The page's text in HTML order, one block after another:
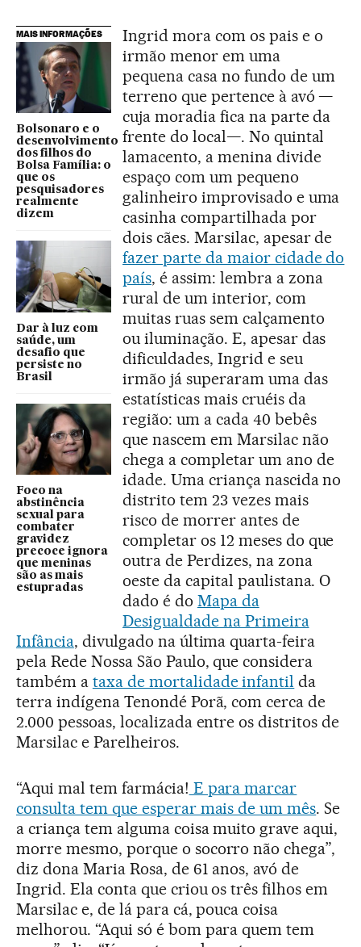
MAIS INFORMAÇÕES
Bolsonaro e o
desenvolvimento
dos filhos do
Bolsa Família: o
que os
pesquisadores
realmente
dizem
Dar à luz com
saúde, um
desafio que
persiste no
Brasil
Foco na
abstinência
sexual para
combater
gravidez
precoce ignora
que meninas
são as mais
estupradas
Ingrid mora com os pais e o
irmão menor em uma
pequena casa no fundo de um
terreno que pertence à avó —
cuja moradia fica na parte da
frente do local—. No quintal
lamacento, a menina divide
espaço com um pequeno
galinheiro improvisado e uma
casinha compartilhada por
dois cães. Marsilac, apesar de
fazer parte da maior cidade do
país, é assim: lembra a zona
rural de um interior, com
muitas ruas sem calçamento
ou iluminação. E, apesar das
dificuldades, Ingrid e seu
irmão já superaram uma das
estatísticas mais cruéis da
região: um a cada 40 bebês
que nascem em Marsilac não
chega a completar um ano de
idade. Uma criança nascida no
distrito tem 23 vezes mais
risco de morrer antes de
completar os 12 meses do que
outra de Perdizes, na zona
oeste da capital paulistana. O
dado é do Mapa da
Desigualdade na Primeira
Infância, divulgado na última quarta-feira
pela Rede Nossa São Paulo, que considera
também a taxa de mortalidade infantil da
terra indígena Tenondé Porã, com cerca de
2.000 pessoas, localizada entre os distritos de
Marsilac e Parelheiros.
“Aqui mal tem farmácia! E para marcar
consulta tem que esperar mais de um mês. Se
a criança tem alguma coisa muito grave aqui,
morre mesmo, porque o socorro não chega”,
diz dona Maria Rosa, de 61 anos, avó de
Ingrid. Ela conta que criou os três filhos em
Marsilac e, de lá para cá, pouca coisa
melhorou. “Aqui só é bom para quem tem